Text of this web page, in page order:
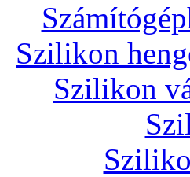
Szilikon
Szilikon